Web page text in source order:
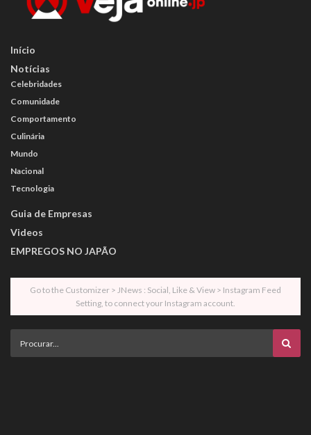
Início
Notícias
Celebridades
Comunidade
Comportamento
Culinária
Mundo
Nacional
Tecnologia
Guia de Empresas
Videos
EMPREGOS NO JAPÃO
Go to the Customizer > JNews : Social, Like & View > Instagram Feed
Setting, to connect your Instagram account.